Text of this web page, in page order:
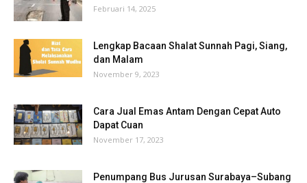
Februari 14, 2025
Lengkap Bacaan Shalat Sunnah Pagi, Siang,
dan Malam
November 9, 2023
Cara Jual Emas Antam Dengan Cepat Auto
Dapat Cuan
November 17, 2023
Penumpang Bus Jurusan Surabaya–Subang